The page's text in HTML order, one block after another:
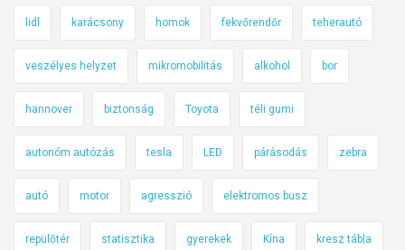
lidl karácsony homok fekvőrendőr teherautó
veszélyes helyzet mikromobilitás alkohol bor
hannover biztonság Toyota téli gumi
autonóm autózás tesla LED párásodás zebra
autó motor agresszió elektromos busz
repülőtér statisztika gyerekek Kína kresz tábla